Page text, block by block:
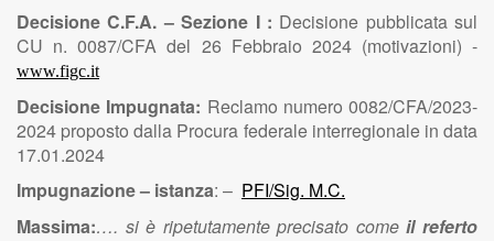
Decisione C.F.A. – Sezione I : Decisione pubblicata sul
CU n. 0087/CFA del 26 Febbraio 2024 (motivazioni) -
www.figc.it
Decisione Impugnata: Reclamo numero 0082/CFA/2023-
2024 proposto dalla Procura federale interregionale in data
17.01.2024
Impugnazione – istanza: – PFI/Sig. M.C.
Massima:…. si è ripetutamente precisato comeil referto